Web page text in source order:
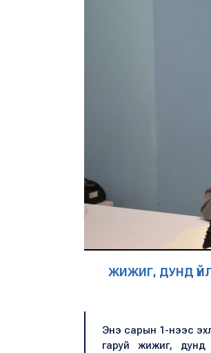
ЖИЖИГ, ДУНД
Энэ сарын 1-нээс
гаруй жижиг, дунд